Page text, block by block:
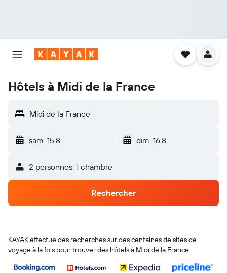
Hôtels à Midi de la France
Midi de la France
sam. 15.8. - dim. 16.8.
2 personnes, 1 chambre
Rechercher
KAYAK effectue des recherches sur des centaines de sites de
voyage à la fois pour trouver des hôtels à Midi de la France